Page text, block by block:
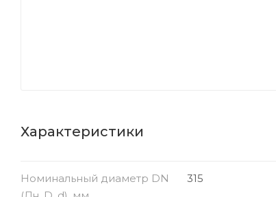
Характеристики
Номинальный диаметр DN
315